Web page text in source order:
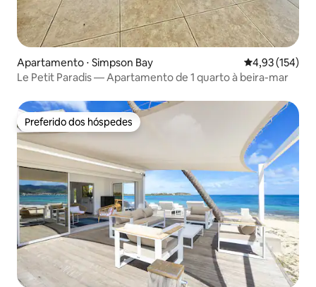
Apartamento ⋅ Simpson Bay 4,93 de uma
4,93 (154)
Le Petit Paradis — Apartamento de 1 quarto à beira-mar
Preferido dos hóspedes
Preferido dos hóspedes